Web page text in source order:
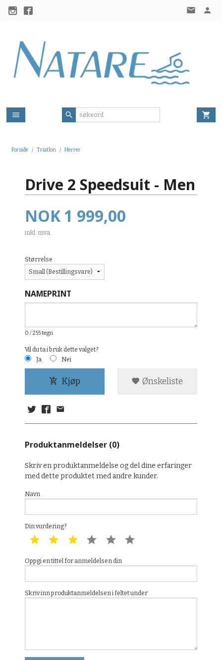
Forside Triatlon Herrer
Drive 2 Speedsuit - Men
Pris
NOK 1 999,00
inkl. mva.
Størrelse
NAMEPRINT
0 / 255 tegn
Vil du ta i bruk dette valget?
Ja
Nei
Kjøp Ønskeliste
Produktanmeldelser (0)
Skriv en produktanmeldelse og del dine erfaringer
med dette produktet med andre kunder.
Navn
Din vurdering?
1 star 2 star 3 star 4 star 5 star
Oppgi en tittel for anmeldelsen din
Skriv inn produktanmeldelsen i feltet under